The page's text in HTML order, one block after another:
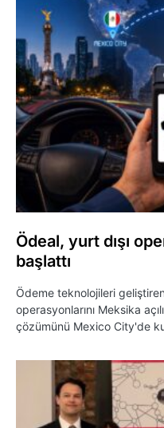
Ödeal, yurt dışı
başlattı
Ödeme teknolojileri
operasyonlarını Meksika
çözümünü Mexico City'de